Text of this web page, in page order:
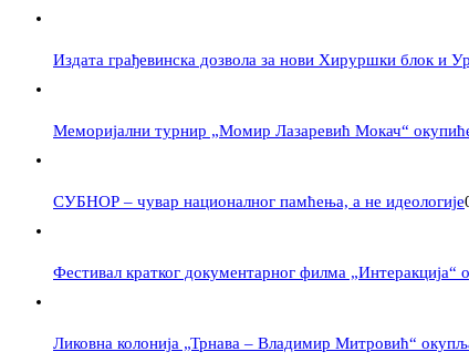
Издата грађевинска дозвола за нови Хируршки блок и
Меморијални турнир „Момир Лазаревић Мокач“
СУБНОР – чувар националног памћења, а не идеологије
Фестивал кратког документарног филма „Интеракција“
Ликовна колонија „Трнава – Владимир Митровић“